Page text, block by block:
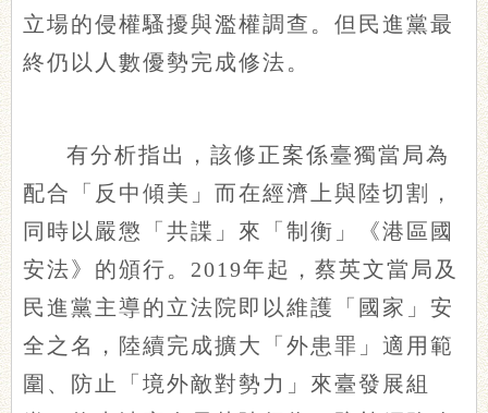
立場的侵權騷擾與濫權調查。但民進黨最
終仍以人數優勢完成修法。
有分析指出，該修正案係臺獨當局為
配合「反中傾美」而在經濟上與陸切割，
同時以嚴懲「共諜」來「制衡」《港區國
安法》的頒行。2019年起，蔡英文當局及
民進黨主導的立法院即以維護「國家」安
全之名，陸續完成擴大「外患罪」適用範
圍、防止「境外敵對勢力」來臺發展組